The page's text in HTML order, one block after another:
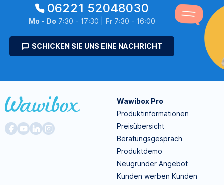
06221 52048030
Mo - Do 7:30 - 17:30 | Fr7:30 - 16:00
SCHICKEN SIE UNS EINE NACHRICHT
Wawibox Pro
Produktinformationen
Preisübersicht
Beratungsgespräch
Produktdemo
Neugründer Angebot
Kunden werben Kunden